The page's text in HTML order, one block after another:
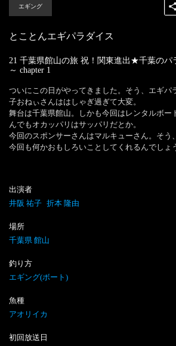
エギング
とことんエギパラダイス
21 千葉県館山の旅 祝！関東進出★千葉のパ
～ chapter 1
ついにこの日がやってきました。そう、エギパ
子おねぃさんははしゃぎ過ぎて大変。
舞台は千葉県館山。しかも今回はレンタルボー
んでもオカッパリはサッパリだとか。
今回のスポンサーさんはマルキューさん。そう
今回も何かおもしろいことしてくれるんでしょ
出演者
井阪 祐子 折本 隆由
場所
千葉県 館山
釣り方
エギング(ボート)
魚種
アオリイカ
初回放送日